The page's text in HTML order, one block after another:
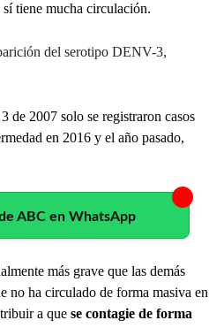
sí tiene mucha circulación.
del serotipo DENV-3,
de 2007 solo se registraron casos
en 2016 y el año pasado,
ABC en WhatsApp
más grave que las demás
no ha circulado de forma masiva en
a que se contagie de forma